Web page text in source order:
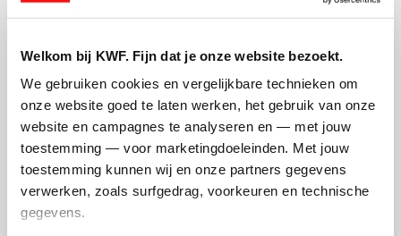
Welkom bij KWF. Fijn dat je onze website bezoekt.
We gebruiken cookies en vergelijkbare technieken om
onze website goed te laten werken, het gebruik van onze
website en campagnes te analyseren en — met jouw
toestemming — voor marketingdoeleinden. Met jouw
toestemming kunnen wij en onze partners gegevens
verwerken, zoals surfgedrag, voorkeuren en technische
gegevens.
Bedankt
Lieve allemaal
Bedankt dat jullie mij steunen, mochten
jullie nog statiegeld flessen of blikjes
hebben kom ik ze graag halen.
Groetjes Menno